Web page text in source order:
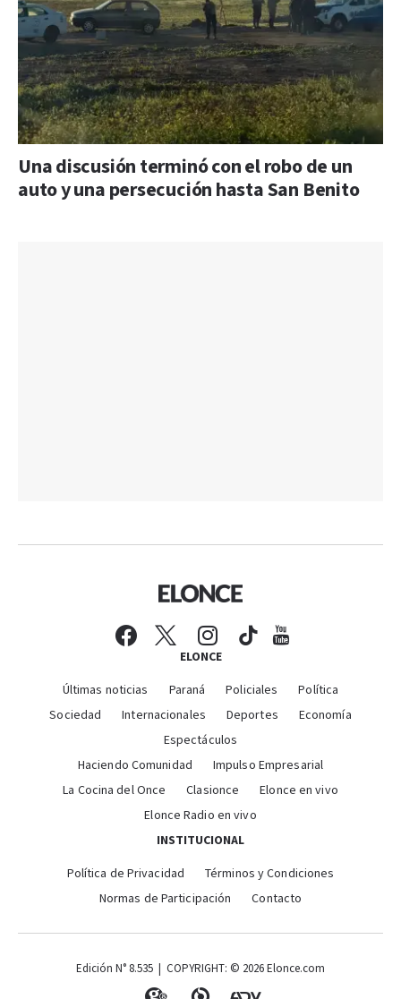
Una discusión terminó con el robo de un
auto y una persecución hasta San Benito
ELONCE
Últimas noticias Paraná Policiales
Política
Sociedad
Internacionales Deportes
Economía
Espectáculos
Haciendo Comunidad
Impulso Empresarial
La Cocina del Once
Clasionce
Elonce en vivo
Elonce Radio en vivo
INSTITUCIONAL
Política de Privacidad
Términos y Condiciones
Normas de Participación
Contacto
Edición N° 8.535 | COPYRIGHT: © 2026 Elonce.com